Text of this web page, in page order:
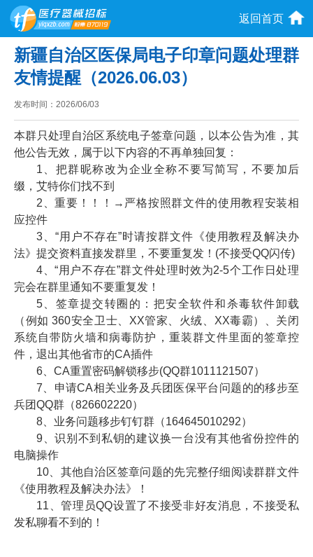
返回首页
新疆自治区医保局电子印章问题处理群
友情提醒（2026.06.03）
发布时间： 2026/06/03
本群只处理自治区系统电子签章问题，以本公告为准，其
他公告无效，属于以下内容的不再单独回复：
1、把群昵称改为企业全称不要写简写，不要加后
缀，艾特你们找不到
2、重要！！！→严格按照群文件的使用教程安装相
应控件
3、“用户不存在”时请按群文件《使用教程及解决办
法》提交资料直接发群里，不要重复发！(不接受QQ闪传)
4、“用户不存在”群文件处理时效为2-5个工作日处理
完会在群里通知不要重复发！
5、签章提交转圈的：把安全软件和杀毒软件卸载
（例如 360安全卫士、XX管家、火绒、XX毒霸）、关闭
系统自带防火墙和病毒防护，重装群文件里面的签章控
件，退出其他省市的CA插件
6、CA重置密码解锁移步(QQ群1011121507）
7、申请CA相关业务及兵团医保平台问题的的移步至
兵团QQ群（826602220）
8、业务问题移步钉钉群（164645010292）
9、识别不到私钥的建议换一台没有其他省份控件的
电脑操作
10、其他自治区签章问题的先完整仔细阅读群群文件
《使用教程及解决办法》！
11、管理员QQ设置了不接受非好友消息，不接受私
发私聊看不到的！